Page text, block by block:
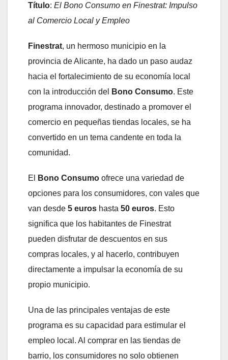
Título: El Bono Consumo en Finestrat: Impulso
al Comercio Local y Empleo
Finestrat, un hermoso municipio en la
provincia de Alicante, ha dado un paso audaz
hacia el fortalecimiento de su economía local
con la introducción del
Bono Consumo. Este
programa innovador, destinado a promover el
comercio en pequeñas tiendas locales, se ha
convertido en un tema candente en toda la
comunidad.
El Bono Consumo ofrece una variedad de
opciones para los consumidores, con vales que
van desde 5 euros hasta 50 euros. Esto
significa que los habitantes de Finestrat
pueden disfrutar de descuentos en sus
compras locales, y al hacerlo, contribuyen
directamente a impulsar la economía de su
propio municipio.
Una de las principales ventajas de este
programa es su capacidad para estimular el
empleo local. Al comprar en las tiendas de
barrio, los consumidores no solo obtienen